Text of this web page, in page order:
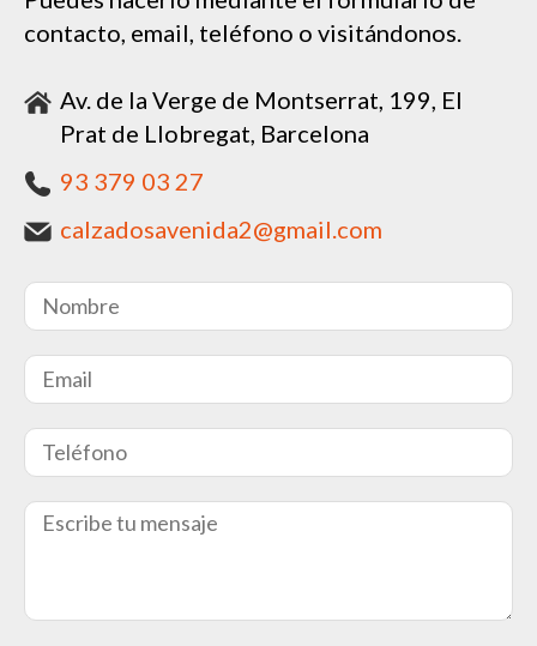
contacto, email, teléfono o visitándonos.
Av. de la Verge de Montserrat, 199, El
Prat de Llobregat, Barcelona
93 379 03 27
calzadosavenida2@gmail.com